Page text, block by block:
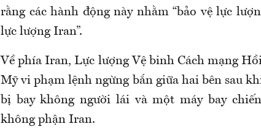
rằng các hành động này nhằm “bảo vệ lực
lực lượng Iran”.
Về phía Iran, Lực lượng Vệ binh Cách mạng
Mỹ vi phạm lệnh ngừng bắn giữa hai bên sau
bị bay không người lái và một máy bay
không phận Iran.